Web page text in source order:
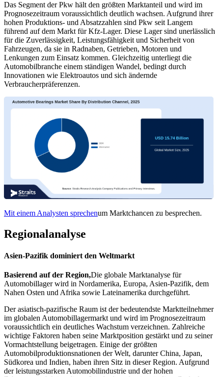
Das Segment der Pkw hält den größten Marktanteil und wird im
Prognosezeitraum voraussichtlich deutlich wachsen. Aufgrund ihrer
hohen Produktions- und Absatzzahlen sind Pkw seit Langem
führend auf dem Markt für Kfz-Lager. Diese Lager sind unerlässlich
für die Zuverlässigkeit, Leistungsfähigkeit und Sicherheit von
Fahrzeugen, da sie in Radnaben, Getrieben, Motoren und
Lenkungen zum Einsatz kommen. Gleichzeitig unterliegt die
Automobilbranche einem ständigen Wandel, bedingt durch
Innovationen wie Elektroautos und sich ändernde
Verbraucherpräferenzen.
Mit einem Analysten sprechenum Marktchancen zu besprechen.
Regionalanalyse
Asien-Pazifik dominiert den Weltmarkt
Basierend auf der Region,Die globale Marktanalyse für
Automobillager wird in Nordamerika, Europa, Asien-Pazifik, dem
Nahen Osten und Afrika sowie Lateinamerika durchgeführt.
Der asiatisch-pazifische Raum ist der bedeutendste Marktteilnehmer
im globalen Automobillagermarkt und wird im Prognosezeitraum
voraussichtlich ein deutliches Wachstum verzeichnen. Zahlreiche
wichtige Faktoren haben seine Marktposition gestärkt und zu seiner
Vormachtstellung beigetragen. Einige der größten
Automobilproduktionsnationen der Welt, darunter China, Japan,
Südkorea und Indien, haben ihren Sitz in dieser Region. Aufgrund
der leistungsstarken Automobilindustrie und der hohen